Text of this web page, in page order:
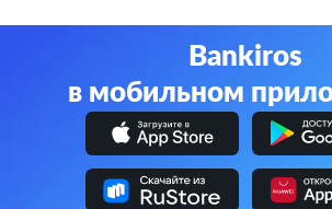
Bankiros
в мобильном